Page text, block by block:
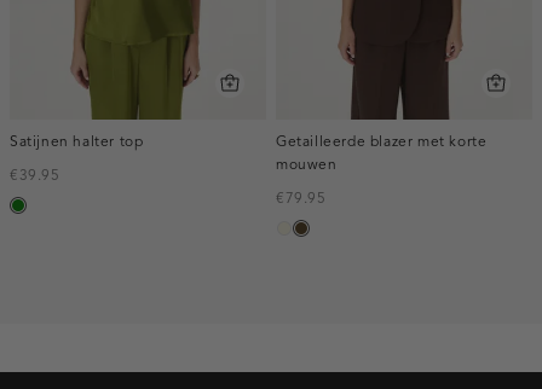
Satijnen halter top
€39.95
groen
Getailleerde blazer met korte
mouwen
€79.95
ecru
toffee